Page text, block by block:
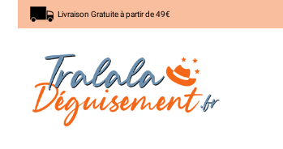
Livraison Gratuite à partir de 49€